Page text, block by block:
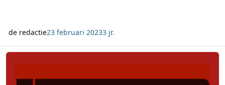
de redactie23 februari 20233 jr.
NMO Streaming Audio Standaard: online luistergedrag